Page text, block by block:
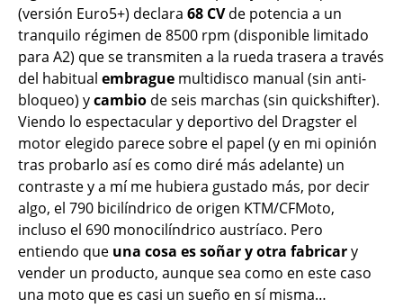
(versión Euro5+) declara 68 CVde potencia a un
tranquilo régimen de 8500 rpm (disponible limitado
para A2) que se transmiten a la rueda trasera a través
del habitual embrague multidisco manual (sin anti-
bloqueo) ycambio de seis marchas (sin quickshifter).
Viendo lo espectacular y deportivo del Dragster el
motor elegido parece sobre el papel (y en mi opinión
tras probarlo así es como diré más adelante) un
contraste y a mí me hubiera gustado más, por decir
algo, el 790 bicilíndrico de origen KTM/CFMoto,
incluso el 690 monocilíndrico austríaco. Pero
entiendo que una cosa es soñar y otra fabricary
vender un producto, aunque sea como en este caso
una moto que es casi un sueño en sí misma…